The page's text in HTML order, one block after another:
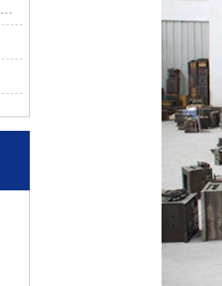
商超照明应用篇 ｜ 重庆百货-佛山火树银花照明合作历程